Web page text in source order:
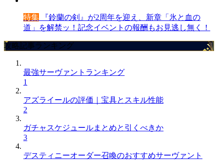
特集 『鈴蘭の剣』が2周年を迎え、新章「氷と血の
道」を解禁ッ！記念イベントの報酬もお見逃し無く！
攻略記事ランキング
最強サーヴァントランキング
1
アズライールの評価｜宝具とスキル性能
2
ガチャスケジュールまとめと引くべきか
3
デスティニーオーダー召喚のおすすめサーヴァント